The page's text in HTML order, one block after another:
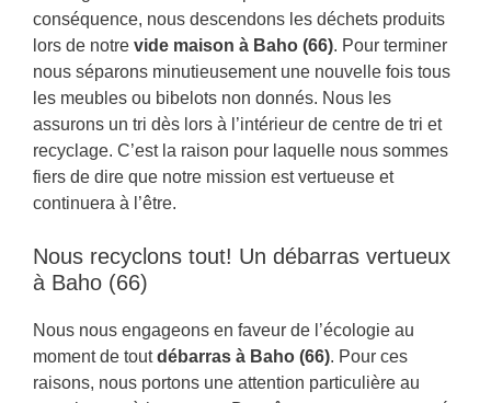
conséquence, nous descendons les déchets produits
lors de notre vide maison à Baho (66). Pour terminer
nous séparons minutieusement une nouvelle fois tous
les meubles ou bibelots non donnés. Nous les
assurons un tri dès lors à l’intérieur de centre de tri et
recyclage. C’est la raison pour laquelle nous sommes
fiers de dire que notre mission est vertueuse et
continuera à l’être.
Nous recyclons tout! Un débarras vertueux
à Baho (66)
Nous nous engageons en faveur de l’écologie au
moment de toutdébarras à Baho (66). Pour ces
raisons, nous portons une attention particulière au